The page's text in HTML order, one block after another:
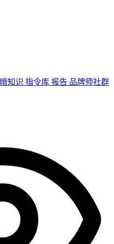
暗知识 指令库 报告 品牌师社群